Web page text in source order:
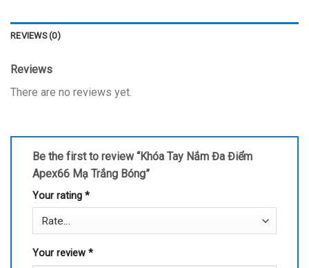
REVIEWS (0)
Reviews
There are no reviews yet.
Be the first to review “Khóa Tay Nắm Đa Điểm
Apex66 Mạ Trắng Bóng”
Your rating *
Your review *